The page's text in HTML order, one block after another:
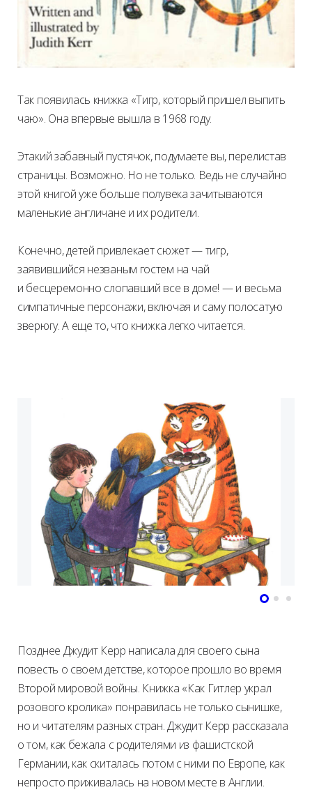
Так появилась книжка «Тигр, который пришел выпить
чаю». Она впервые вышла в 1968 году.
Этакий забавный пустячок, подумаете вы, перелистав
страницы. Возможно. Но не только. Ведь не случайно
этой книгой уже больше полувека зачитываются
маленькие англичане и их родители.
Конечно, детей привлекает сюжет — тигр,
заявившийся незваным гостем на чай
и бесцеремонно слопавший все в доме! — и весьма
симпатичные персонажи, включая и саму полосатую
зверюгу. А еще то, что книжка легко читается.
Позднее Джудит Керр написала для своего сына
повесть о своем детстве, которое прошло во время
Второй мировой войны. Книжка «Как Гитлер украл
розового кролика» понравилась не только сынишке,
но и читателям разных стран. Джудит Керр рассказала
о том, как бежала с родителями из фашистской
Германии, как скиталась потом с ними по Европе, как
непросто приживалась на новом месте в Англии.